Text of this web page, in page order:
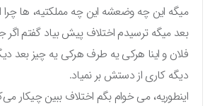
میگه این چه وضعشه این چه مملکتیه، ها چرا
بعد میگه ترسیدم اختلاف پیش بیاد گفتم اگر
فلان و اینا هرکی یه طرف هرکی یه چیز بعد
دیگه کاری از دستش بر نمیاد.
اینطوریه، می ‌خوام بگم اختلاف ببین چیکار